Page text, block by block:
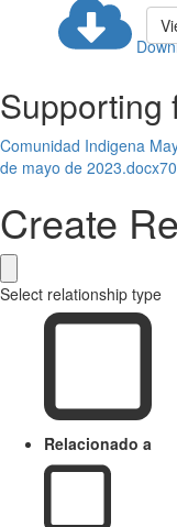
Supporting
Comunidad Indigena
de mayo de 2023.docx
Create
Select relationship type
Relacionado a